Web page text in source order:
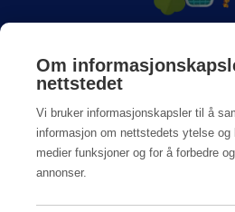
Om
nettstedet
Vi bruker informasjonskapsler til å
informasjon om nettstedets ytelse
medier funksjoner og for å forbedre
annonser.